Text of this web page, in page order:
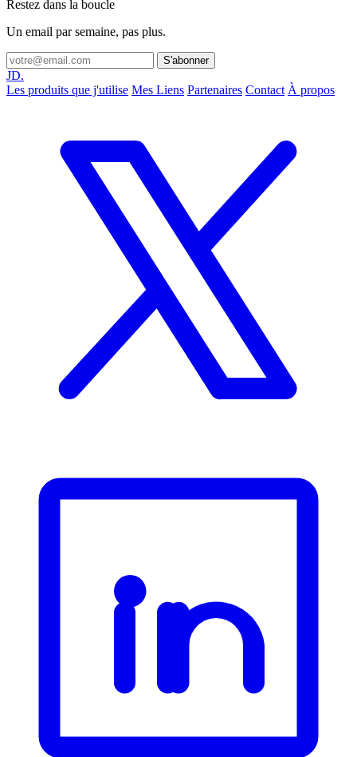
Restez dans la boucle
Un email par semaine, pas plus.
S'abonner
JD.
Les produits que j'utilise Mes Liens Partenaires Contact À propos